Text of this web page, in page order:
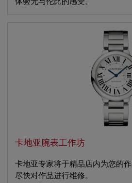
卡地亚腕表工作坊
卡地亚专家将于精品店内为您的
尽快对作品进行维修。